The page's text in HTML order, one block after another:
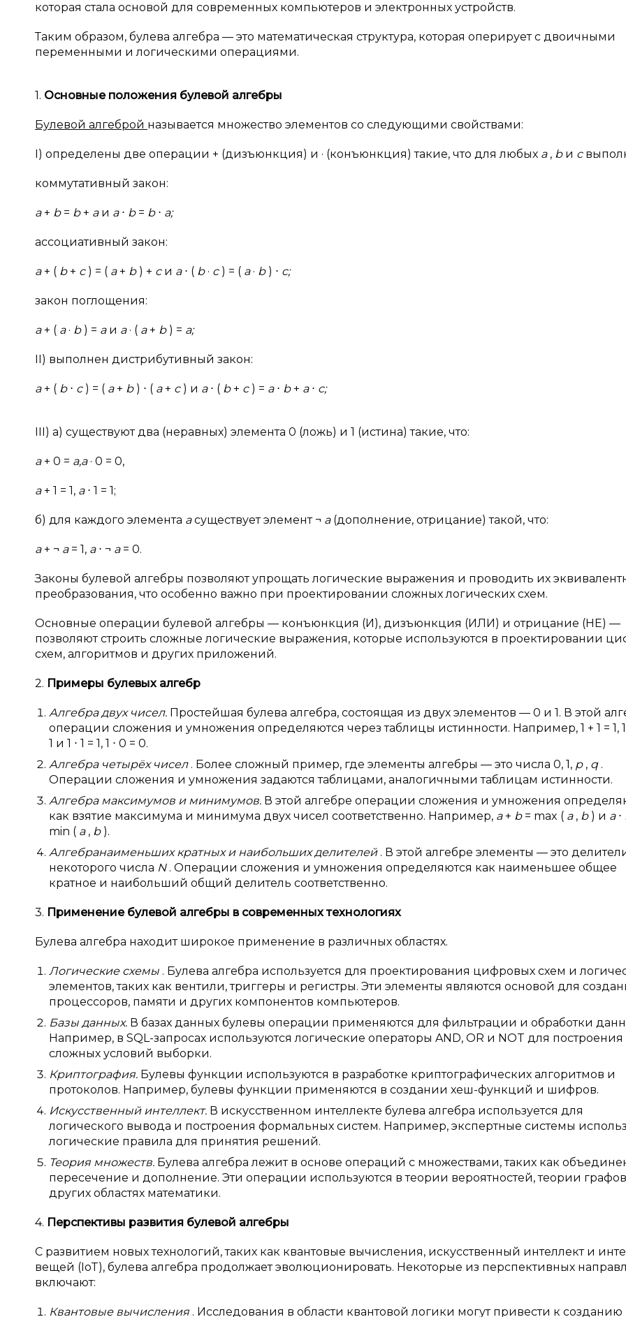
которая стала основой для современных компьютеров и электронных устройств.
Таким образом, булева алгебра — это математическая структура, которая оперирует с двоичными
переменными и логическими операциями.
1. Основные положения булевой алгебры
Булевой алгеброй называется множество элементов со следующими свойствами:
I) определены две операции + (дизъюнкция) и · (конъюнкция) такие, что для любых a , b и c
коммутативный закон:
a+ b = b+ a и a ⋅ b = b ⋅ a;
ассоциативный закон:
a+ ( b+ c ) = ( a+ b ) + c и a ⋅ ( b · c ) = ( a · b ) ⋅ c;
закон поглощения:
a+ ( a · b ) = a и a · ( a+ b ) = a;
II) выполнен дистрибутивный закон:
a+ ( b ⋅ c ) = ( a+ b ) ⋅ ( a+ c ) и a ⋅ ( b+ c ) = a ⋅ b+ a ⋅ c;
III) а) существуют два (неравных) элемента 0 (ложь) и 1 (истина) такие, что:
a+ 0 = a,a · 0 = 0,
a+ 1 = 1, a ⋅ 1 = 1;
б) для каждого элемента aсуществует элемент ¬ a (дополнение, отрицание) такой, что:
a+ ¬ a = 1, a ⋅ ¬ a = 0.
Законы булевой алгебры позволяют упрощать логические выражения и проводить их
преобразования, что особенно важно при проектировании сложных логических схем.
Основные операции булевой алгебры — конъюнкция (И), дизъюнкция (ИЛИ) и отрицание (НЕ) —
позволяют строить сложные логические выражения, которые используются в проектировании
схем, алгоритмов и других приложений.
2. Примеры булевых алгебр
Алгебра двух чисел. Простейшая булева алгебра, состоящая из двух элементов — 0 и 1. В этой
операции сложения и умножения определяются через таблицы истинности. Например, 1 + 1 = 1, 1
1 и 1 ⋅ 1 = 1, 1 ⋅ 0 = 0.
Алгебра четырёх чисел . Более сложный пример, где элементы алгебры — это числа 0, 1, p , q .
Операции сложения и умножения задаются таблицами, аналогичными таблицам истинности.
Алгебра максимумов и минимумов. В этой алгебре операции сложения и умножения
как взятие максимума и минимума двух чисел соответственно. Например, a+ b = max ( a , b ) и a ⋅
min ( a , b ).
Алгебранаименьших кратных и наибольших делителей . В этой алгебре элементы — это
некоторого числа N . Операции сложения и умножения определяются как наименьшее общее
кратное и наибольший общий делитель соответственно.
3. Применение булевой алгебры в современных технологиях
Булева алгебра находит широкое применение в различных областях.
Логические схемы . Булева алгебра используется для проектирования цифровых схем и
элементов, таких как вентили, триггеры и регистры. Эти элементы являются основой для
процессоров, памяти и других компонентов компьютеров.
Базы данных. В базах данных булевы операции применяются для фильтрации и обработки
Например, в SQL-запросах используются логические операторы AND, OR и NOT для построения
сложных условий выборки.
Криптография. Булевы функции используются в разработке криптографических алгоритмов и
протоколов. Например, булевы функции применяются в создании хеш-функций и шифров.
Искусственный интеллект. В искусственном интеллекте булева алгебра используется для
логического вывода и построения формальных систем. Например, экспертные системы
логические правила для принятия решений.
Теория множеств. Булева алгебра лежит в основе операций с множествами, таких как
пересечение и дополнение. Эти операции используются в теории вероятностей, теории
других областях математики.
4. Перспективы развития булевой алгебры
С развитием новых технологий, таких как квантовые вычисления, искусственный интеллект и
вещей (IoT), булева алгебра продолжает эволюционировать. Некоторые из перспективных
включают:
Квантовые вычисления . Исследования в области квантовой логики могут привести к созданию